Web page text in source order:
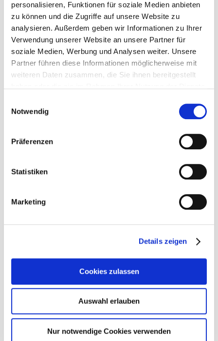
personalisieren, Funktionen für soziale Medien anbieten
zu können und die Zugriffe auf unsere Website zu
analysieren. Außerdem geben wir Informationen zu Ihrer
Verwendung unserer Website an unsere Partner für
soziale Medien, Werbung und Analysen weiter. Unsere
Partner führen diese Informationen möglicherweise mit
weiteren Daten zusammen, die Sie ihnen bereitgestellt
Notwendig
Präferenzen
Statistiken
Marketing
Details zeigen
Cookies zulassen
Auswahl erlauben
Nur notwendige Cookies verwenden
Tel.:
LEISTUNGSPROFILE
Allgemeine Leistungen